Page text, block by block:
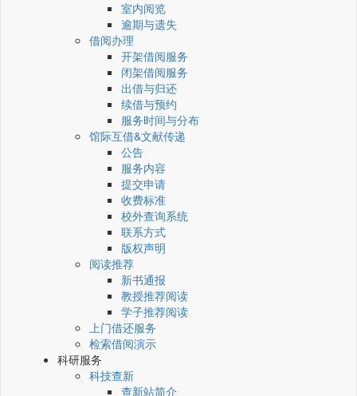
室内阅览
逾期与遗失
借阅办理
开架借阅服务
闭架借阅服务
出借与归还
续借与预约
服务时间与分布
馆际互借&文献传递
公告
服务内容
提交申请
收费标准
校外查询系统
联系方式
版权声明
阅读推荐
新书通报
教授推荐阅读
学子推荐阅读
上门借还服务
检索借阅演示
科研服务
科技查新
查新站简介